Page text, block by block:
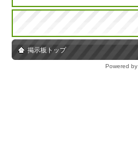
掲示板トップ
Powered by